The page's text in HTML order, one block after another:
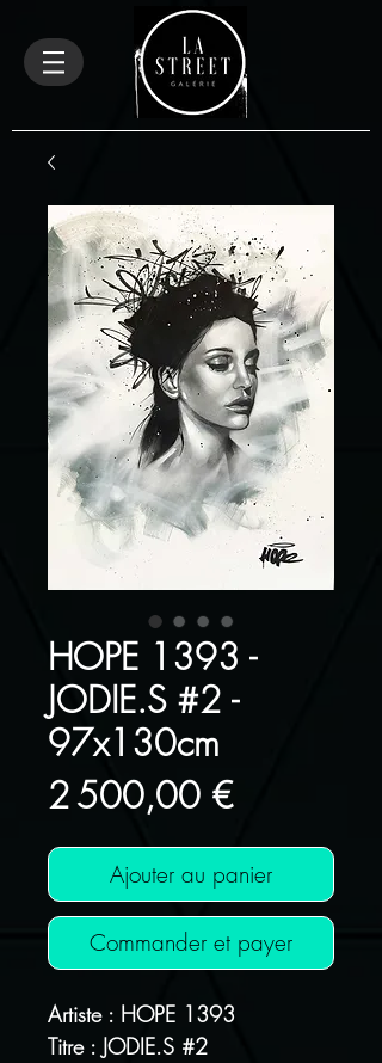
HOPE 1393 -
JODIE.S #2 -
97x130cm
2 500,00 €Prix
Ajouter au panier
Commander et payer
Artiste : HOPE 1393
Titre : JODIE.S #2